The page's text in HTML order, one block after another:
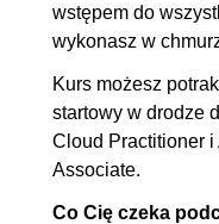
6.3. Amazon RDS
6.5. Amazon
Zarządzalny Redis/
AWS
6.6. DynamoDB
wstępem do
wykonasz w
Kurs możesz
startowy w drodze
Cloud Practitioner
Associate.
Co Cię czeka